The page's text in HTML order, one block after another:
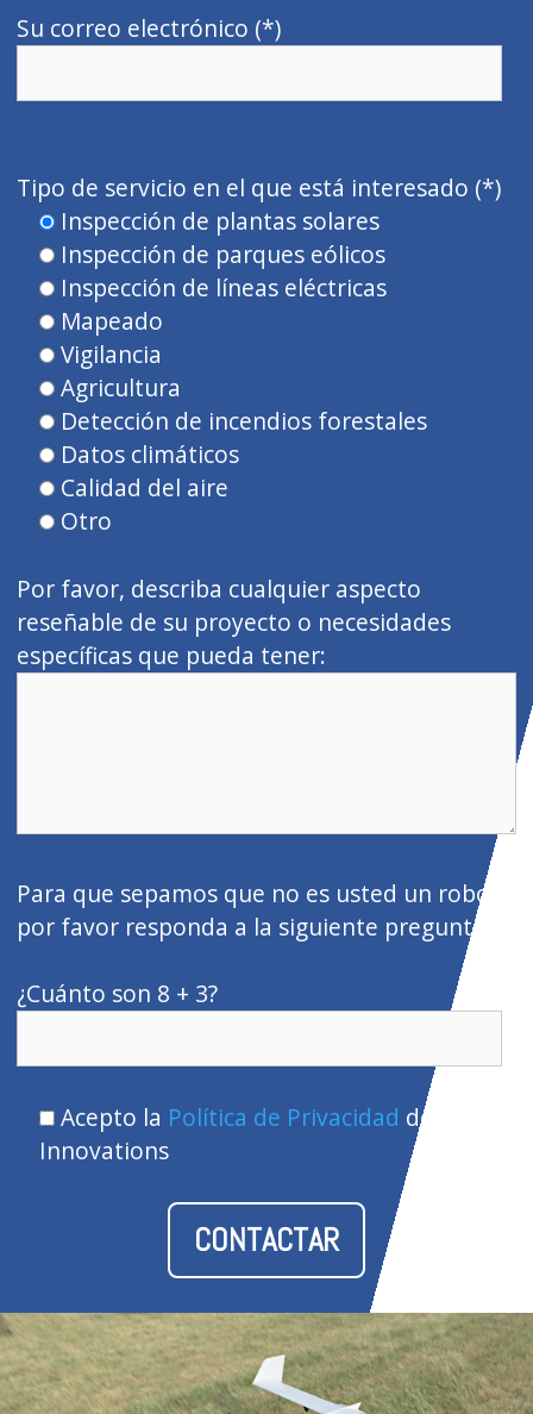
Su correo electrónico (*)
o
e
s
t
v
a
c
í
o
Tipo de servicio en el que está interesado (*)
Inspección de plantas solares
Inspección de parques eólicos
Inspección de líneas eléctricas
Mapeado
Vigilancia
Agricultura
Detección de incendios forestales
Datos climáticos
Calidad del aire
Otro
Por favor, describa cualquier aspecto
reseñable de su proyecto o necesidades
específicas que pueda tener:
Para que sepamos que no es usted un robot,
por favor responda a la siguiente pregunta:
¿Cuánto son 8 + 3?
Acepto la Política de Privacidad de Ventor
Innovations